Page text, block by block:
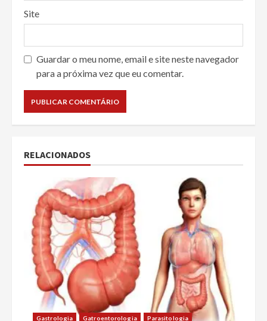
Site
Guardar o meu nome, email e site neste navegador
para a próxima vez que eu comentar.
RELACIONADOS
Gastrologia Gatroentorologia Parasitologia